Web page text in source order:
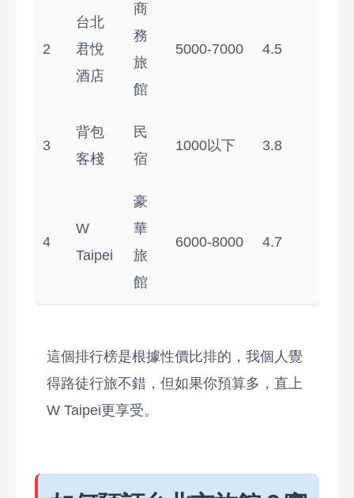
2
台北
君悅
酒店
商
務
旅
館
5000-7000 4.5
3
背包
客棧
民
宿
1000以下 3.8
4
W
Taipei
豪
華
旅
館
6000-8000 4.7
這個排行榜是根據性價比排的，我個人覺
得路徒行旅不錯，但如果你預算多，直上
W Taipei更享受。